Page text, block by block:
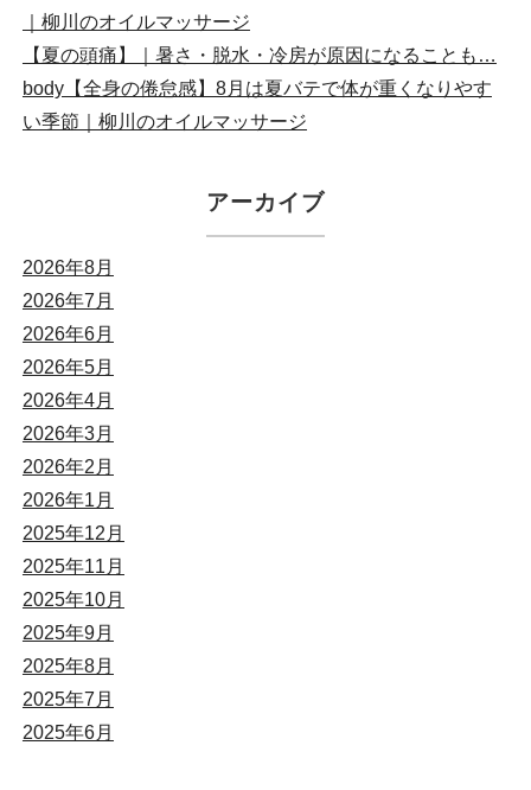
｜柳川のオイルマッサージ
【夏の頭痛】｜暑さ・脱水・冷房が原因になることも…
body【全身の倦怠感】8月は夏バテで体が重くなりやす
い季節｜柳川のオイルマッサージ
アーカイブ
2026年8月
2026年7月
2026年6月
2026年5月
2026年4月
2026年3月
2026年2月
2026年1月
2025年12月
2025年11月
2025年10月
2025年9月
2025年8月
2025年7月
2025年6月